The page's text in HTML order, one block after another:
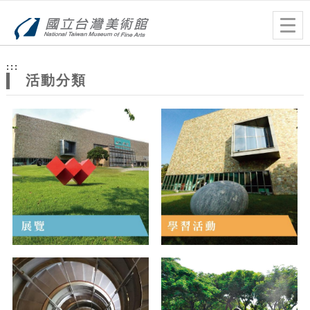
站
主
題
:::
活動分類